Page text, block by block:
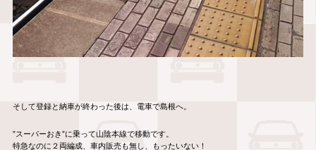
そして登録と納車が終わった後は、電車で島根へ。
”スーパーおき”に乗って山陰本線で移動です。
特急なのに２両編成、車内販売も無し、もったいない！